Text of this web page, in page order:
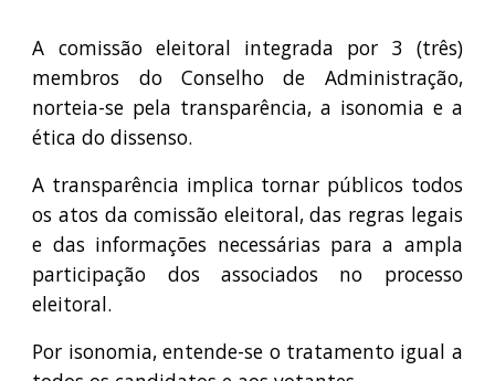
A comissão eleitoral integrada por 3 (três)
membros do Conselho de Administração,
norteia-se pela transparência, a isonomia e a
ética do dissenso.
A transparência implica tornar públicos todos
os atos da comissão eleitoral, das regras legais
e das informações necessárias para a ampla
participação dos associados no processo
eleitoral.
Por isonomia, entende-se o tratamento igual a